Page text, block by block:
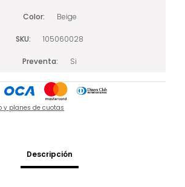
Color Beige
SKU 105060028
Preventa Si
y planes de cuotas
Descripción